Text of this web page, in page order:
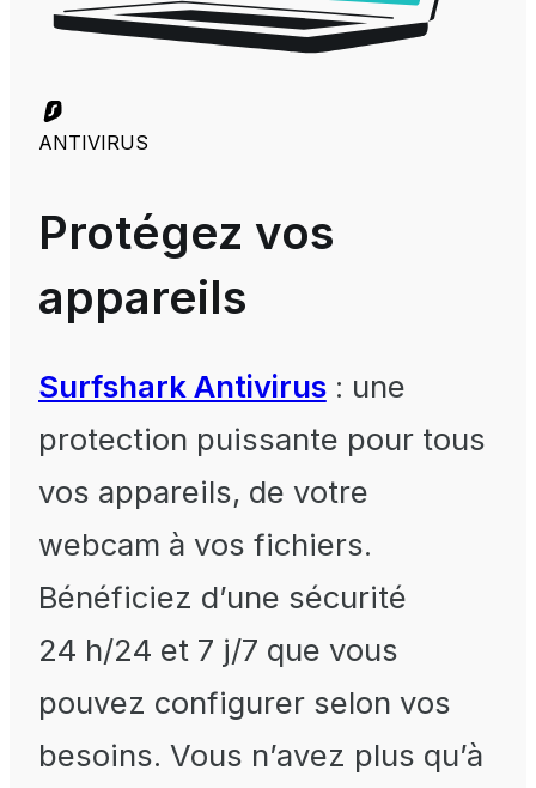
ANTIVIRUS
Protégez vos
appareils
Surfshark Antivirus: une
protection puissante pour tous
vos appareils, de votre
webcam à vos fichiers.
Bénéficiez d’une sécurité
24 h/24 et 7 j/7 que vous
pouvez configurer selon vos
besoins. Vous n’avez plus qu’à